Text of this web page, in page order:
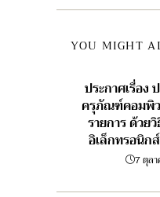
YOU MIGHT
ประกาศเรื่อง
ครุภัณฑ์คอมพิ
รายการ ด้วย
อิเล็กทรอนิ
7 ตุล